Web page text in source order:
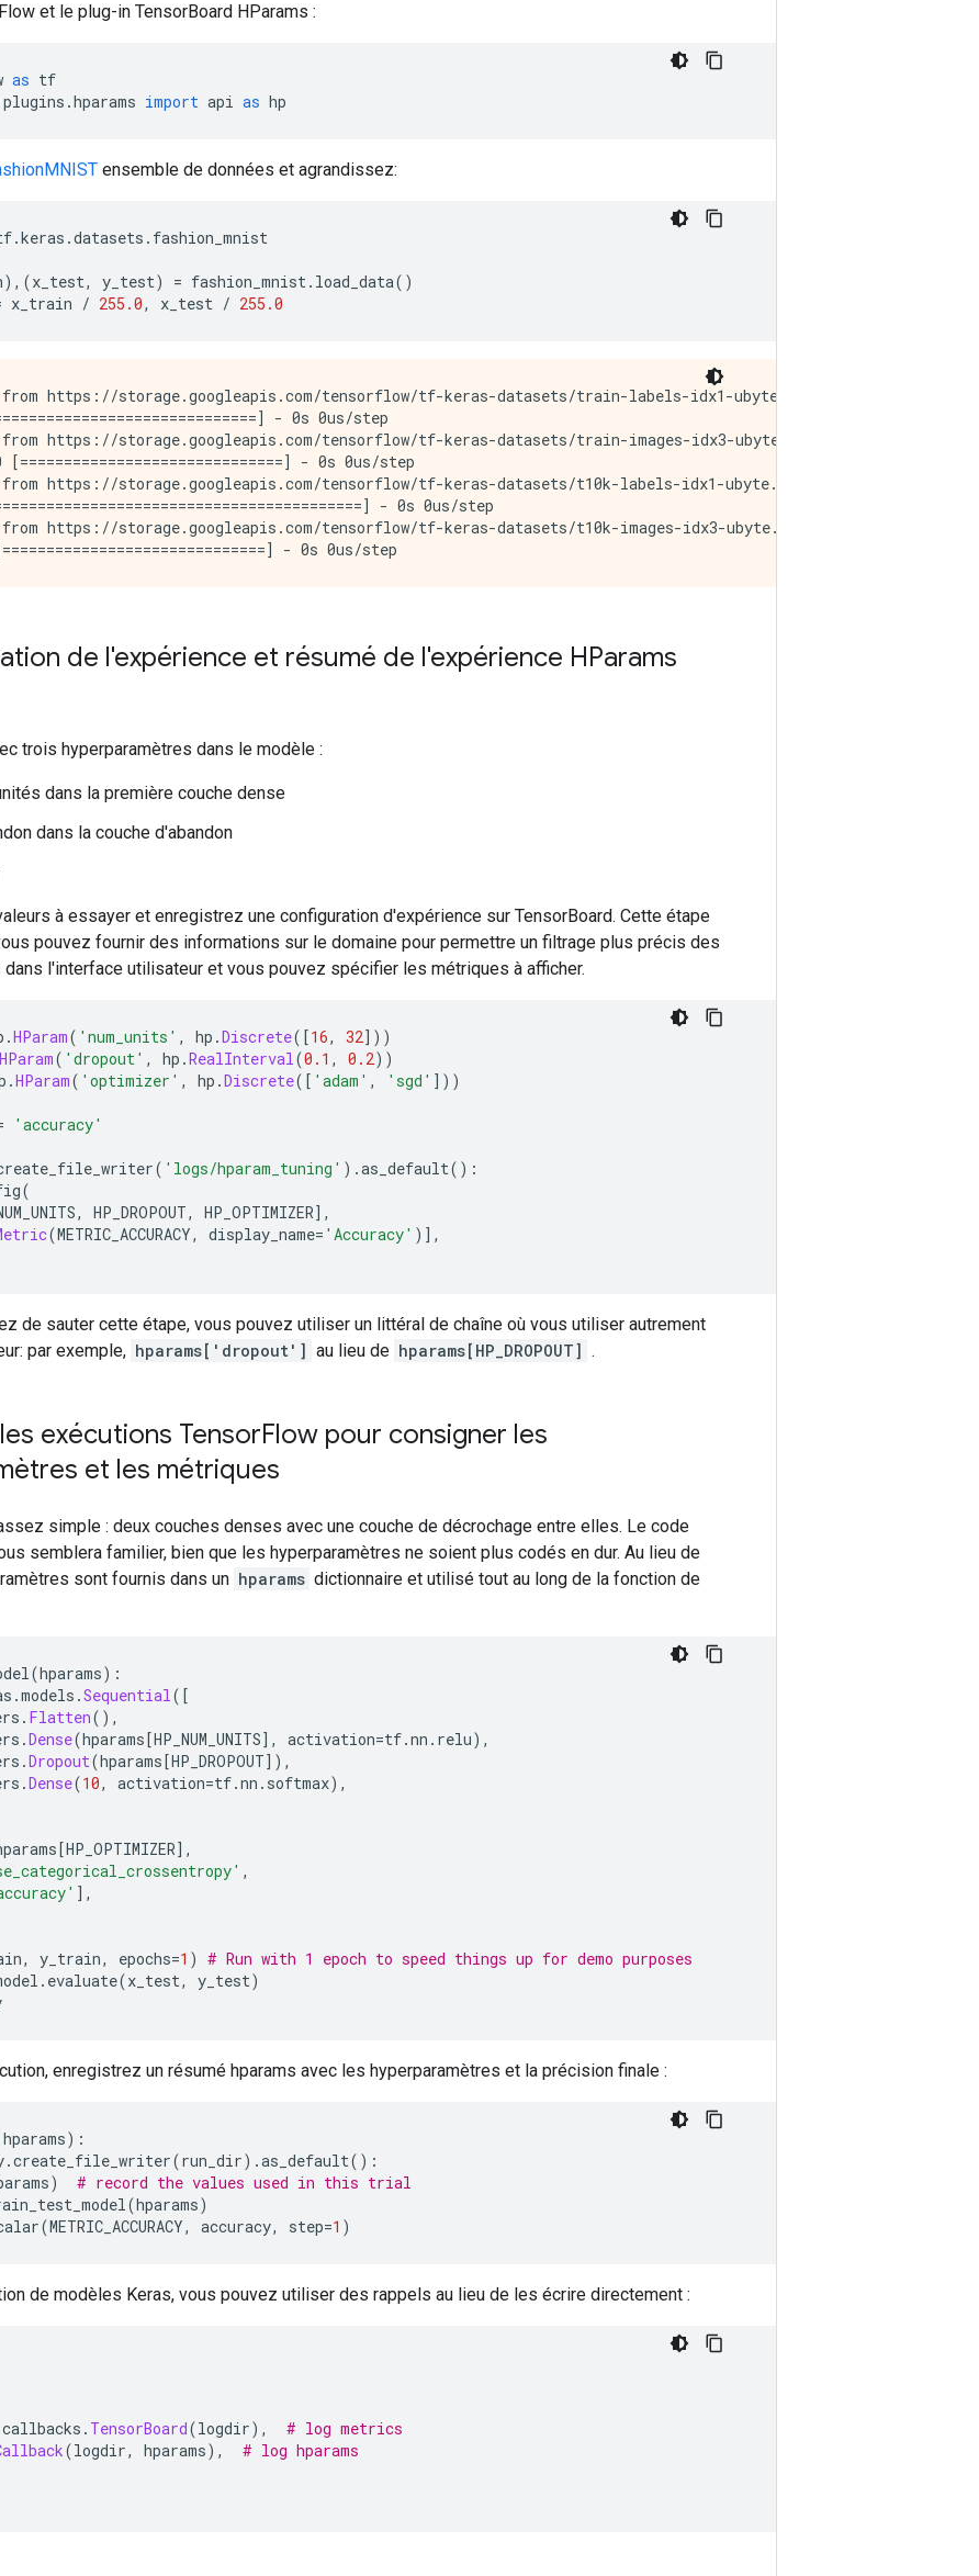
et le plug-in TensorBoard HParams :
as tf
plugins .hparams import api as hp
ensemble de données et agrandissez:
.keras .datasets . fashion_mnist
),(x_test, y_test) = fashion_mnist. load_data()
x_train / 255.0, x_test / 255.0
from https://storage.googleapis.com/tensorflow/tf-keras-datasets/train-labels-idx1-ubyte.gz
- 0s 0us/step
from https://storage.googleapis.com/tensorflow/tf-keras-datasets/train-images-idx3-ubyte.gz
[==============================] - 0s 0us/step
from https://storage.googleapis.com/tensorflow/tf-keras-datasets/t10k-labels-idx1-ubyte.gz
- 0s 0us/step
from https://storage.googleapis.com/tensorflow/tf-keras-datasets/t10k-images-idx3-ubyte.gz
de l'expérience et résumé de l'expérience HParams
trois hyperparamètres dans le modèle :
dans la première couche dense
dans la couche d'abandon
à essayer et enregistrez une configuration d'expérience sur TensorBoard. Cette étape
pouvez fournir des informations sur le domaine pour permettre un filtrage plus précis des
dans l'interface utilisateur et vous pouvez spécifier les métriques à afficher.
.HParam( 'num_units' , hp .Discrete([16, 32]))
HParam( 'dropout' , hp .RealInterval(0.1 , 0.2))
.HParam( 'optimizer' , hp .Discrete([ 'adam' , 'sgd' ]))
'accuracy'
( 'logs/hparam_tuning' ).as_default():
(
, HP_DROPOUT, HP_OPTIMIZER],
(METRIC_ACCURACY, display_name= 'Accuracy' )],
de sauter cette étape, vous pouvez utiliser un littéral de chaîne où vous utiliser autrement
par exemple, hparams['dropout'] au lieu de hparams[HP_DROPOUT] .
exécutions TensorFlow pour consigner les
et les métriques
simple : deux couches denses avec une couche de décrochage entre elles. Le code
semblera familier, bien que les hyperparamètres ne soient plus codés en dur. Au lieu de
sont fournis dans un hparams dictionnaire et utilisé tout au long de la fonction de
(hparams):
.models .Sequential([
. Flatten(),
.Dense(hparams[HP_NUM_UNITS], activation=tf.nn . relu),
.Dropout(hparams[HP_DROPOUT]),
.Dense(10, activation=tf.nn . softmax),
[HP_OPTIMIZER],
,
],
, y_train, epochs=1 ) # Run with 1 epoch to speed things up for demo purposes
. evaluate(x_test, y_test)
enregistrez un résumé hparams avec les hyperparamètres et la précision finale :
hparams):
.create_file_writer(run_dir).as_default():
)
# record the values used in this trial
(hparams)
(METRIC_ACCURACY, accuracy, step=1 )
de modèles Keras, vous pouvez utiliser des rappels au lieu de les écrire directement :
callbacks . TensorBoard(logdir),
# log metrics
(logdir, hparams),
# log hparams